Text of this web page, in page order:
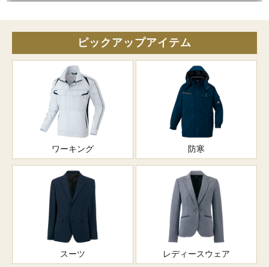
ピックアップアイテム
ワーキング 防寒
スーツ レディースウェア